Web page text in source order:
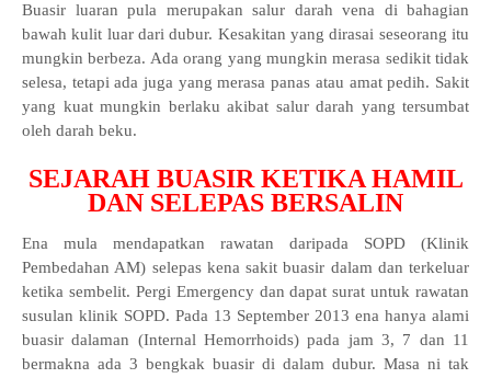
Buasir luaran pula merupakan salur darah vena di bahagian
bawah kulit luar dari dubur. Kesakitan yang dirasai seseorang itu
mungkin berbeza. Ada orang yang mungkin merasa sedikit tidak
selesa, tetapi ada juga yang merasa panas atau amat pedih. Sakit
yang kuat mungkin berlaku akibat salur darah yang tersumbat
oleh darah beku.
SEJARAH BUASIR KETIKA HAMIL
DAN SELEPAS BERSALIN
Ena mula mendapatkan rawatan daripada SOPD (Klinik
Pembedahan AM) selepas kena sakit buasir dalam dan terkeluar
ketika sembelit. Pergi Emergency dan dapat surat untuk rawatan
susulan klinik SOPD. Pada 13 September 2013 ena hanya alami
buasir dalaman (Internal Hemorrhoids) pada jam 3, 7 dan 11
bermakna ada 3 bengkak buasir di dalam dubur. Masa ni tak